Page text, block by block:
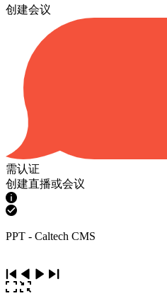
创建会议
需认证
创建直播或会议
PPT - Caltech CMS